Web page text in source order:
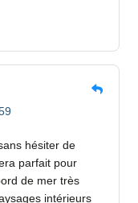
hésiter de
parfait pour
de mer très
intérieurs